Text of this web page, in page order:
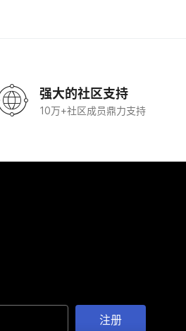
强大的社区支持
10万+社区成员鼎力支持
注册